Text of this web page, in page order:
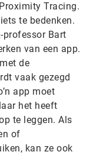
Tracing.
te bedenken.
professor Bart
van een app.
de
vaak gezegd
app moet
het heeft
te leggen. Als
of
kan ze ook